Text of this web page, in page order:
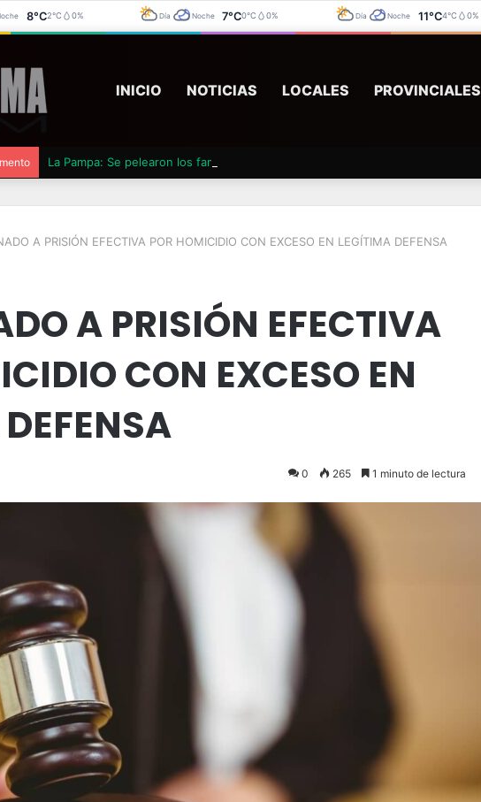
8°C2°C 0% Día Noche 7°C0°C 0% Día Noche 11°C4°C 0%
INICIO NOTICIAS LOCALES PROVINCIALES
La Pampa: Se pelearon los familiares y tuvieron que suspender un velatorio
A PRISIÓN EFECTIVA POR HOMICIDIO CON EXCESO EN LEGÍTIMA DEFENSA
A PRISIÓN EFECTIVA
CON EXCESO EN
0 265 1 minuto de lectura